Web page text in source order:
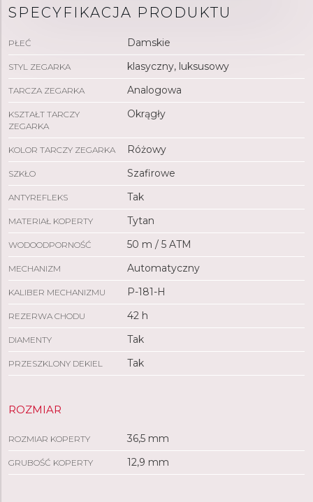
SPECYFIKACJA PRODUKTU
PŁEĆ Damskie
STYL ZEGARKA klasyczny, luksusowy
TARCZA ZEGARKA Analogowa
KSZTAŁT TARCZY
ZEGARKA
Okrągły
KOLOR TARCZY ZEGARKA Różowy
SZKŁO Szafirowe
ANTYREFLEKS Tak
MATERIAŁ KOPERTY Tytan
WODOODPORNOŚĆ 50 m / 5 ATM
MECHANIZM Automatyczny
KALIBER MECHANIZMU P-181-H
REZERWA CHODU 42 h
DIAMENTY Tak
PRZESZKLONY DEKIEL Tak
ROZMIAR
ROZMIAR KOPERTY 36,5 mm
GRUBOŚĆ KOPERTY 12,9 mm